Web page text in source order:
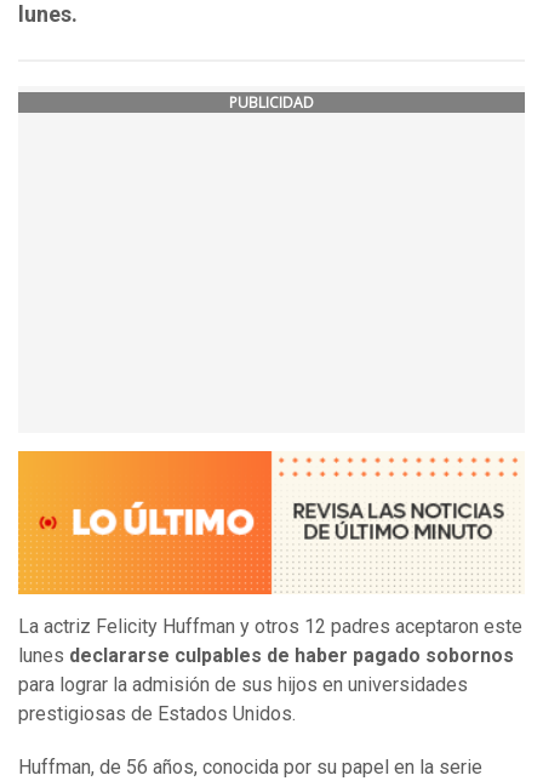
lunes.
PUBLICIDAD
La actriz Felicity Huffman y otros 12 padres aceptaron este
lunes declararse culpables de haber pagado sobornos
para lograr la admisión de sus hijos en universidades
prestigiosas de Estados Unidos.
Huffman, de 56 años, conocida por su papel en la serie